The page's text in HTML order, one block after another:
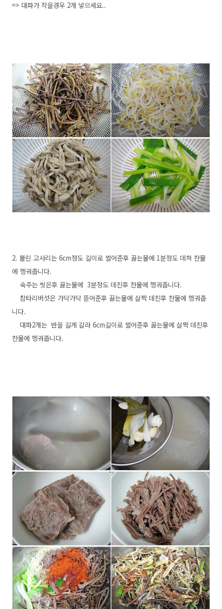
=> 대파가 작을경우 2개 넣으세요..
2. 불린 고사리는 6cm정도 길이로 썰어준후 끓는물에 1분정도 데쳐 찬물
에 헹궈줍니다.
숙주는 씻은후 끓는물에 3분정도 데친후 찬물에 헹궈줍니다.
참타리버섯은 가닥가닥 뜯어준후 끓는물에 살짝 데친후 찬물에 헹궈줍
니다.
대파2개는 반을 길게 갈라 6cm길이로 썰어준후 끓는물에 살짝 데친후
찬물에 헹궈줍니다.